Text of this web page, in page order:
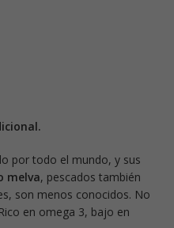
por todo el mundo, y sus
melva, pescados también
son menos conocidos. No
en omega 3, bajo en